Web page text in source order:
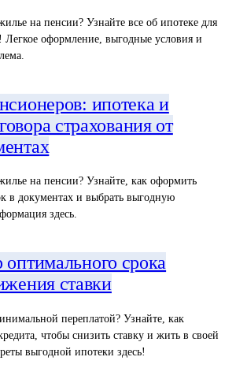
на пенсии? Узнайте все об ипотеке для
Легкое оформление, выгодные условия и
ипотека и
страхования от
на пенсии? Узнайте, как оформить
в документах и выбрать выгодную
здесь.
срока
ставки
переплатой? Узнайте, как
чтобы снизить ставку и жить в своей
выгодной ипотеки здесь!